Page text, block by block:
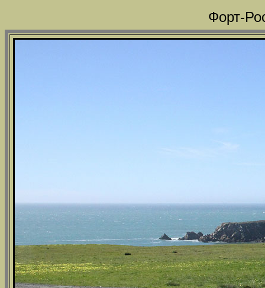
Форт-